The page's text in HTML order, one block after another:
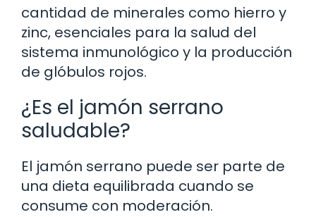
cantidad de minerales como hierro y
zinc, esenciales para la salud del
sistema inmunológico y la producción
de glóbulos rojos.
¿Es el jamón serrano
saludable?
El jamón serrano puede ser parte de
una dieta equilibrada cuando se
consume con moderación.